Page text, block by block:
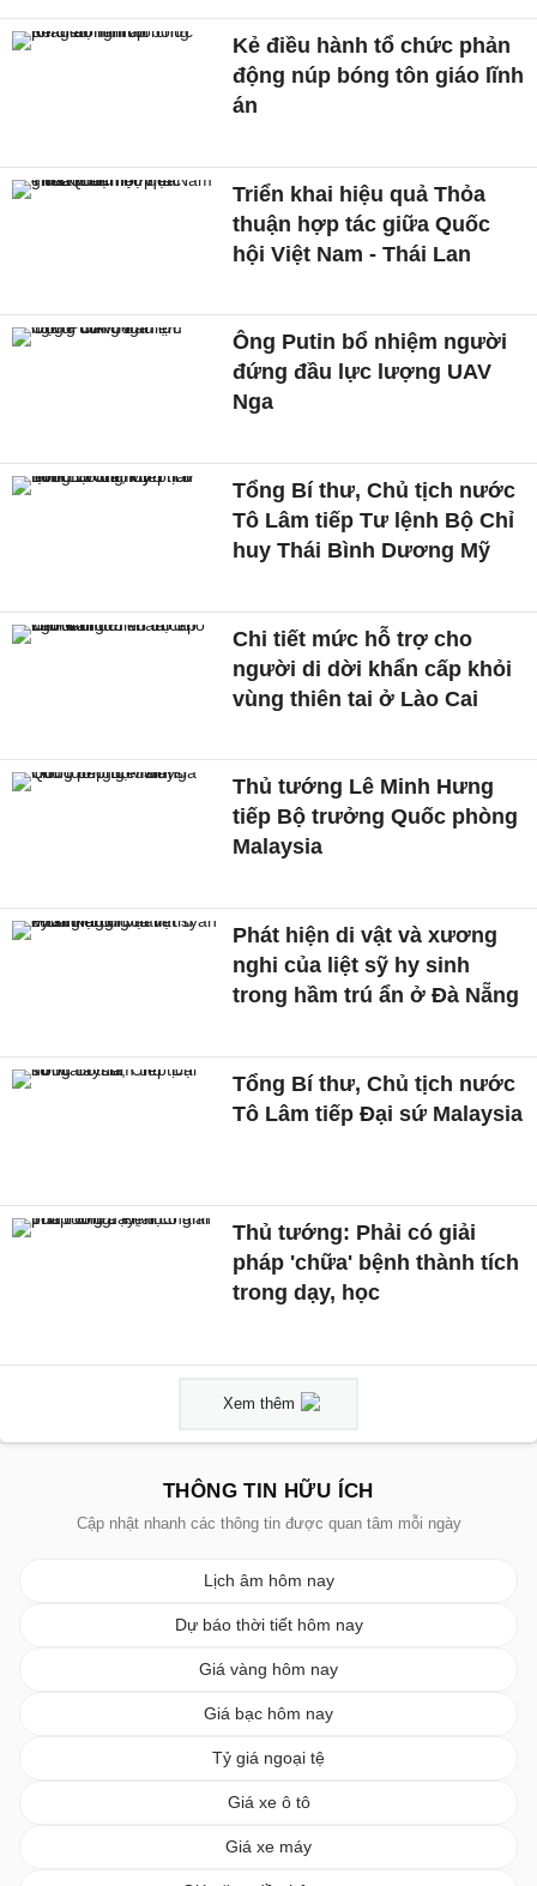
Kẻ điều hành tổ chức phản
động núp bóng tôn giáo lĩnh
án
Triển khai hiệu quả Thỏa
thuận hợp tác giữa Quốc
hội Việt Nam - Thái Lan
Ông Putin bổ nhiệm người
đứng đầu lực lượng UAV
Nga
Tổng Bí thư, Chủ tịch nước
Tô Lâm tiếp Tư lệnh Bộ Chỉ
huy Thái Bình Dương Mỹ
Chi tiết mức hỗ trợ cho
người di dời khẩn cấp khỏi
vùng thiên tai ở Lào Cai
Thủ tướng Lê Minh Hưng
tiếp Bộ trưởng Quốc phòng
Malaysia
Phát hiện di vật và xương
nghi của liệt sỹ hy sinh
trong hầm trú ẩn ở Đà Nẵng
Tổng Bí thư, Chủ tịch nước
Tô Lâm tiếp Đại sứ Malaysia
Thủ tướng: Phải có giải
pháp 'chữa' bệnh thành tích
trong dạy, học
Xem thêm
THÔNG TIN HỮU ÍCH
Cập nhật nhanh các thông tin được quan tâm mỗi ngày
Lịch âm hôm nay
Dự báo thời tiết hôm nay
Giá vàng hôm nay
Giá bạc hôm nay
Tỷ giá ngoại tệ
Giá xe ô tô
Giá xe máy